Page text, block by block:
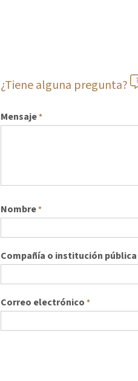
¿Tiene alguna pregunta?
Mensaje*
Nombre*
Compañía o institución pública
Correo electrónico *